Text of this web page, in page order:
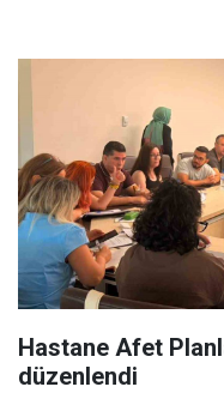
Hastane Afet
düzenlendi